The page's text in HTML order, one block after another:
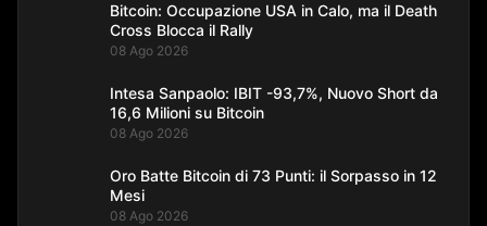
Bitcoin: Occupazione USA in Calo, ma il Death
Cross Blocca il Rally
08 Ago 2026
Intesa Sanpaolo: IBIT -93,7%, Nuovo Short da
16,6 Milioni su Bitcoin
08 Ago 2026
Oro Batte Bitcoin di 73 Punti: il Sorpasso in 12
Mesi
08 Ago 2026